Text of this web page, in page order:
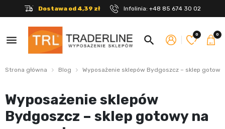
Dostawa od 4,39 zł Infolinia: +48 85 674 30 02
menu search 0 0
Strona główna Blog Wyposażenie sklepów Bydgoszcz – sklep
Wyposażenie sklepów
Bydgoszcz – sklep gotowy na